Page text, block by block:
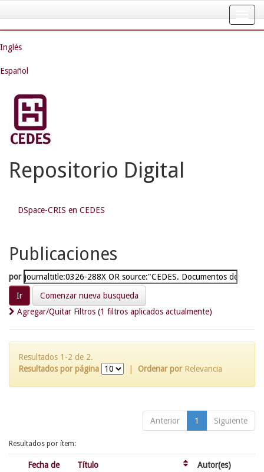
navigation
Inglés
Español
Repositorio Digital
DSpace-CRIS en CEDES
Publicaciones
por
Comenzar nueva busqueda
Agregar/Quitar Filtros (1 filtros aplicados actualmente)
Resultados 1-2 de 2.
Resultados por página
Ordenar por Relevancia
Anterior 1 Siguiente
Resultados por ítem:
Fecha de
Título Autor(es)